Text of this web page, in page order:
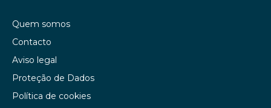
Quem somos
Contacto
Aviso legal
Proteção de Dados
Política de cookies